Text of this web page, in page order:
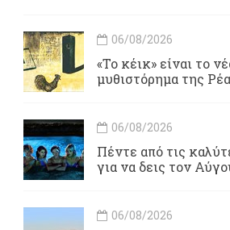
06/08/2026
«Το κέικ» είναι το
μυθιστόρημα της
06/08/2026
Πέντε από τις
για να δεις τον
06/08/2026